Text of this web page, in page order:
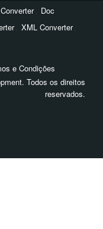
Doc
XML Converter
e Condições
Todos os direitos
reservados.